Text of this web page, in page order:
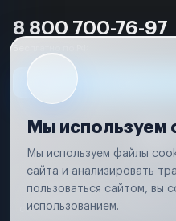
8 800 700-76-97
Условия
Вся информация,
соответствии с положениями
Мы используем
Мы используем файлы
сайта и анализировать
пользоваться сайтом, вы
использованием.